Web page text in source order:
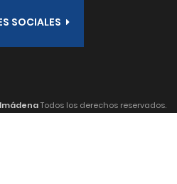
SOCIALES
Todos los derechos reservados.